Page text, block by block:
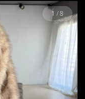
1 /8